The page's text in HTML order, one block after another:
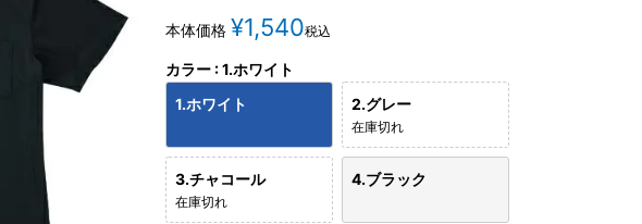
本体価格 ¥1,540税込
カラー 1.ホワイト
1.ホワイト
2.グレー
在庫切れ
3.チャコール
在庫切れ
4.ブラック